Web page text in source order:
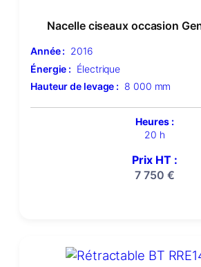
Nacelle ciseaux occasion
Année : 2016
Énergie : Électrique
Hauteur de levage : 8 000 mm
Heures :
20 h
Prix HT :
7 750 €